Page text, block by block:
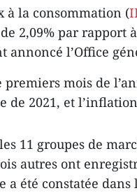
à la consommation (
2,09% par rapport
annoncé l’Office
premiers mois de
de 2021, et
11 groupes de
autres ont
a été constatée